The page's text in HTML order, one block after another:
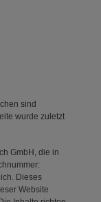
sind
wurde zuletzt
GmbH, die in
Dieses
Website